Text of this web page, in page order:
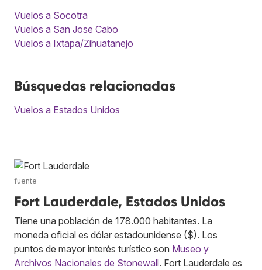
Vuelos a Socotra
Vuelos a San Jose Cabo
Vuelos a Ixtapa/Zihuatanejo
Búsquedas relacionadas
Vuelos a Estados Unidos
fuente
Fort Lauderdale, Estados Unidos
Tiene una población de 178.000 habitantes. La
moneda oficial es dólar estadounidense ($). Los
puntos de mayor interés turístico son Museo y
Archivos Nacionales de Stonewall. Fort Lauderdale es